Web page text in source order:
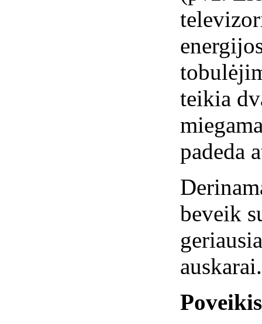
teikia
padeda
beveik
auskarai.